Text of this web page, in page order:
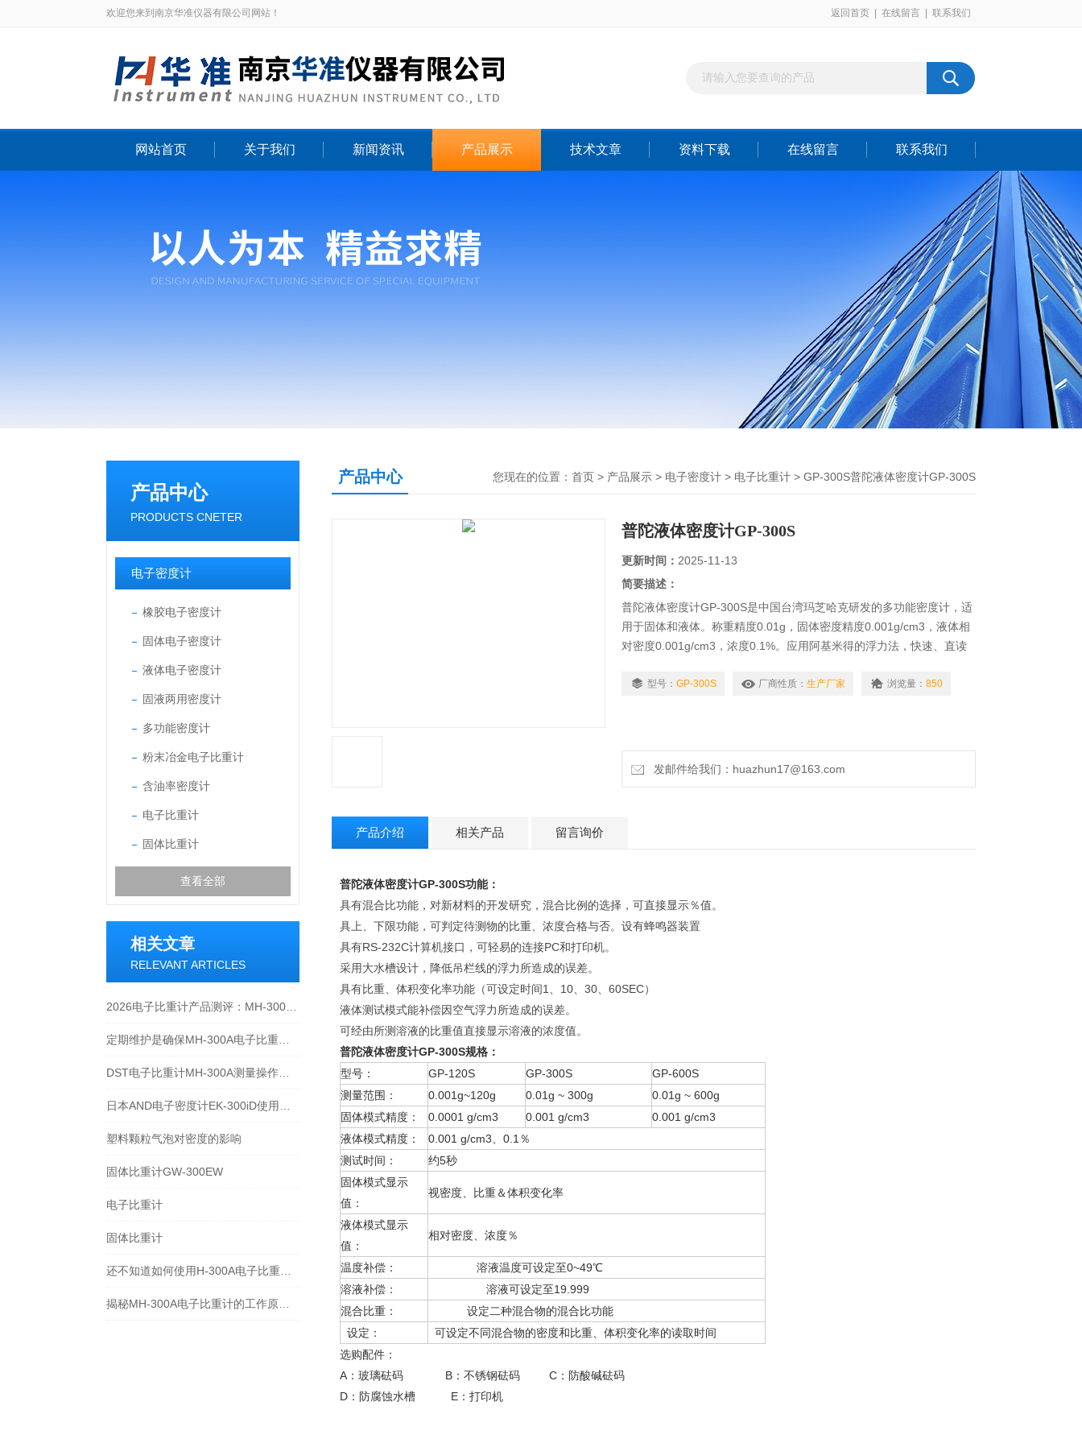
欢迎您来到南京华准仪器有限公司网站！ 返回首页 在线留言 联系我们
网站首页 关于我们 新闻资讯 产品展示 技术文章 资料下载 在线留言 联系我们
产品中心
PRODUCTS CNETER
电子密度计
橡胶电子密度计
固体电子密度计
液体电子密度计
固液两用密度计
多功能密度计
粉末冶金电子比重计
含油率密度计
电子比重计
固体比重计
查看全部
相关文章
RELEVANT ARTICLES
塑料颗粒气泡对密度的影响
固体比重计GW-300EW
电子比重计
固体比重计
产品中心 您现在的位置： 首页 > 产品展示 > 电子密度计 > 电子比重计 > GP-300S普陀液体密度计GP-300S
普陀液体密度计GP-300S
更新时间： 2025-11-13
简要描述：
普陀液体密度计GP-300S是中国台湾玛芝哈克研发的多功能密度计，适
用于固体和液体。称重精度0.01g，固体密度精度0.001g/cm3，液体相
对密度0.001g/cm3，浓度0.1%。应用阿基米得的浮力法，快速、直读
率 液体：相对密度、浓度。
型号： GP-300S 厂商性质： 生产厂家 浏览量： 850
发邮件给我们：huazhun17@163.com
产品介绍 相关产品 留言询价
普陀液体密度计GP-300S功能：
具有混合比功能，对新材料的开发研究，混合比例的选择，可直接显示％值。
具上、下限功能，可判定待测物的比重、浓度合格与否。设有蜂鸣器装置
具有RS-232C计算机接口，可轻易的连接PC和打印机。
采用大水槽设计，降低吊栏线的浮力所造成的误差。
具有比重、体积变化率功能（可设定时间1、10、30、60SEC）
液体测试模式能补偿因空气浮力所造成的误差。
可经由所测溶液的比重值直接显示溶液的浓度值。
普陀液体密度计GP-300S规格：
型号：
GP-120S GP-300S
GP-600S
测量范围：
0.001g~120g 0.01g ~ 300g
0.01g ~ 600g
固体模式精度：
0.0001 g/cm3 0.001 g/cm3
0.001 g/cm3
液体模式精度：
0.001 g/cm3、0.1％
测试时间：
约5秒
固体模式显示
值：
视密度、比重＆体积变化率
液体模式显示
值：
相对密度、浓度％
温度补偿：
溶液温度可设定至0~49℃
溶液补偿：
溶液可设定至19.999
混合比重：
设定二种混合物的混合比功能
设定：
可设定不同混合物的密度和比重、体积变化率的读取时间
选购配件：
A：玻璃砝码 B：不锈钢砝码 C：防酸碱砝码
D：防腐蚀水槽 E：打印机